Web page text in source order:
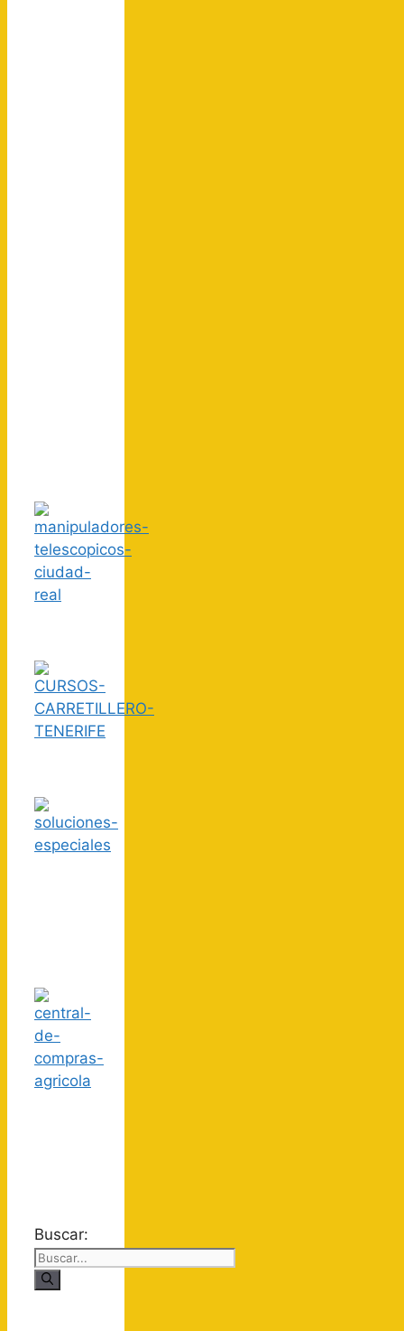
Buscar: